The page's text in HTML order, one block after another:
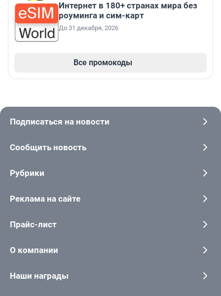
Интернет в 180+ странах мира без
роуминга и сим-карт
До 31 декабря, 2026
Все промокоды
Подписаться на новости
Сообщить новость
Рубрики
Реклама на сайте
Прайс-лист
О компании
Наши награды